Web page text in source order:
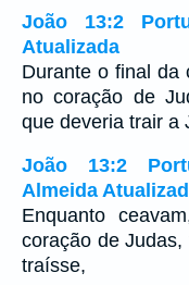
João 13:2
Atualizada
Durante o final da
no coração de
que deveria trair a
João 13:2
Almeida
Enquanto
coração de
traísse,